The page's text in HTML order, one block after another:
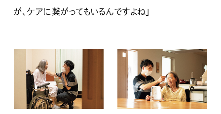
が、ケアに繋がってもいるんですよね」